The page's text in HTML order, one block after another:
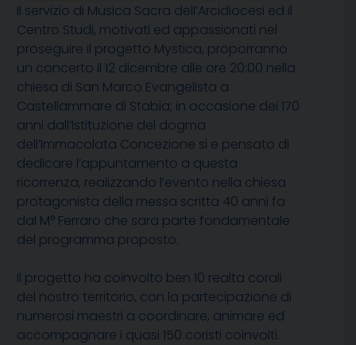
Il servizio di Musica Sacra dell’Arcidiocesi ed il
Centro Studi, motivati ed appassionati nel
proseguire il progetto Mystica, proporranno
un concerto il 12 dicembre alle ore 20:00 nella
chiesa di San Marco Evangelista a
Castellammare di Stabia; in occasione dei 170
anni dall’Istituzione del dogma
dell’Immacolata Concezione si e pensato di
dedicare l’appuntamento a questa
ricorrenza, realizzando l’evento nella chiesa
protagonista della messa scritta 40 anni fa
dal M° Ferraro che sara parte fondamentale
del programma proposto.
Il progetto ha coinvolto ben 10 realta corali
del nostro territorio, con la partecipazione di
numerosi maestri a coordinare, animare ed
accompagnare i quasi 150 coristi coinvolti.